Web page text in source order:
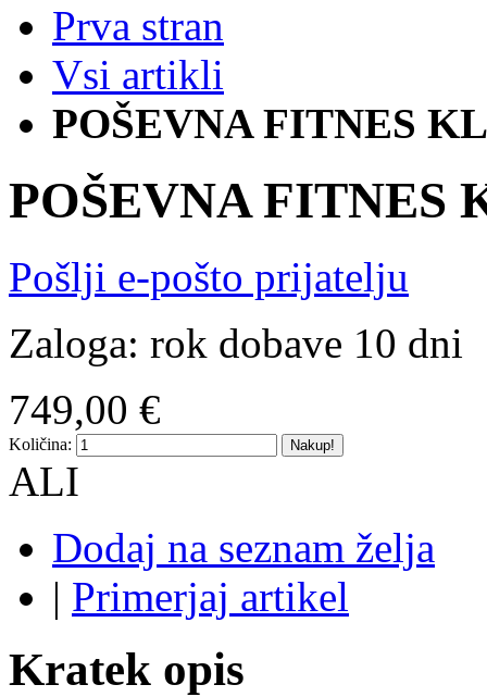
Prva stran
Vsi artikli
POŠEVNA FITNES
POŠEVNA FITNES
Pošlji e-pošto prijatelju
Zaloga: rok dobave 10 dni
749,00 €
Količina: Nakup!
ALI
Dodaj na seznam želja
| Primerjaj artikel
Kratek opis